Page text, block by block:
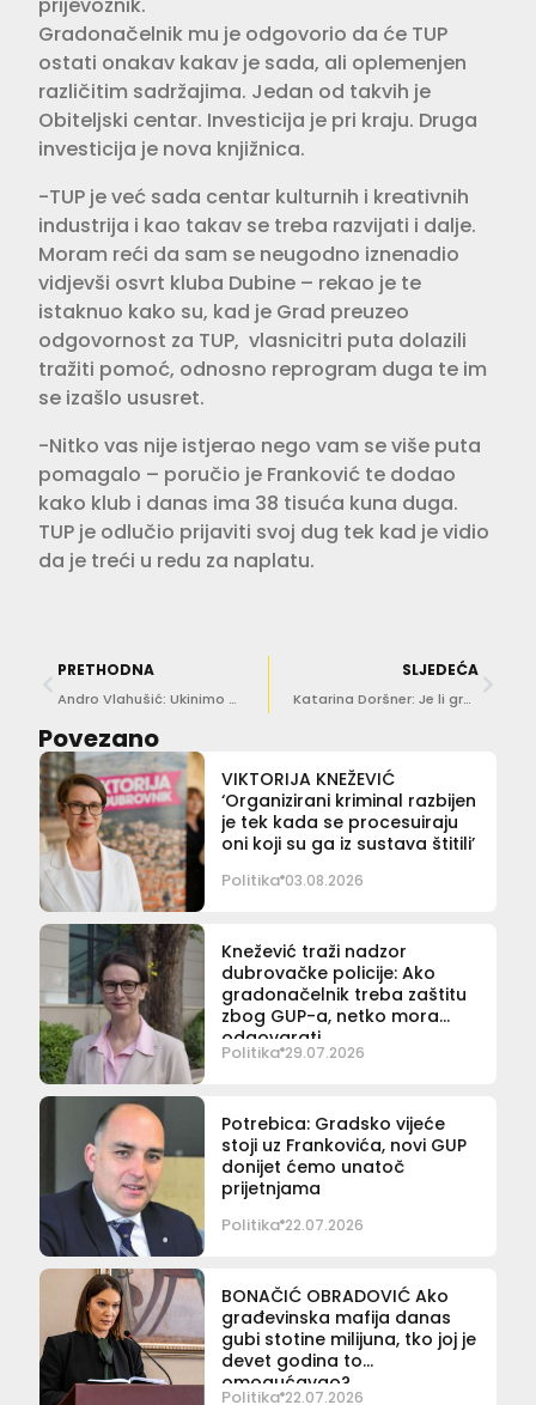
prijevoznik.
Gradonačelnik mu je odgovorio da će TUP
ostati onakav kakav je sada, ali oplemenjen
različitim sadržajima. Jedan od takvih je
Obiteljski centar. Investicija je pri kraju. Druga
investicija je nova knjižnica.
-TUP je već sada centar kulturnih i kreativnih
industrija i kao takav se treba razvijati i dalje.
Moram reći da sam se neugodno iznenadio
vidjevši osvrt kluba Dubine – rekao je te
istaknuo kako su, kad je Grad preuzeo
odgovornost za TUP, vlasnicitri puta dolazili
tražiti pomoć, odnosno reprogram duga te im
se izašlo ususret.
-Nitko vas nije istjerao nego vam se više puta
pomagalo – poručio je Franković te dodao
kako klub i danas ima 38 tisuća kuna duga.
TUP je odlučio prijaviti svoj dug tek kad je vidio
da je treći u redu za naplatu.
PRETHODNA
Andro Vlahušić: Ukinimo vinjete za Pile, a svim građanima omogućimo besplatan promet oko Grada
SLJEDEĆA
Katarina Doršner: Je li gradnja zračne luke Trebinje novi oblik rata prema RH?
Povezano
VIKTORIJA KNEŽEVIĆ
‘Organizirani kriminal razbijen
je tek kada se procesuiraju
oni koji su ga iz sustava štitili’
Politika 03.08.2026
Knežević traži nadzor
dubrovačke policije: Ako
gradonačelnik treba zaštitu
zbog GUP-a, netko mora
odgovarati
Politika 29.07.2026
Potrebica: Gradsko vijeće
stoji uz Frankovića, novi GUP
donijet ćemo unatoč
prijetnjama
Politika 22.07.2026
BONAČIĆ OBRADOVIĆ Ako
građevinska mafija danas
gubi stotine milijuna, tko joj je
devet godina to
omogućavao?
Politika 22.07.2026